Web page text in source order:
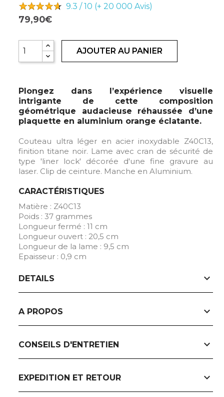
9.3 / 10 (+ 20 000 Avis)
79,90€
AJOUTER AU PANIER
Plongez dans l’expérience visuelle
intrigante de cette composition
géométrique audacieuse réhaussée d’une
plaquette en aluminium orange éclatante.
Couteau ultra léger en acier inoxydable Z40C13,
finition titane noir. Lame avec cran de sécurité de
type 'liner lock' décorée d'une fine gravure au
laser. Clip de ceinture. Manche en Aluminium.
CARACTÉRISTIQUES
Matière : Z40C13
Poids : 37 grammes
Longueur fermé : 11 cm
Longueur ouvert : 20,5 cm
Longueur de la lame : 9,5 cm
Epaisseur : 0,9 cm
DETAILS expand_more
A PROPOS expand_more
CONSEILS D'ENTRETIEN expand_more
EXPEDITION ET RETOUR expand_more